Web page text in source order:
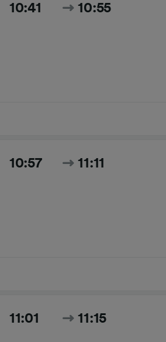
10:41 10:55
10:57 11:11
11:01 11:15